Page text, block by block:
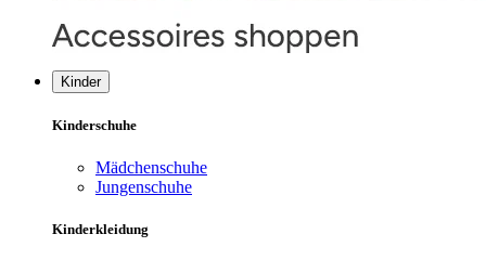
Kinder
Kinderschuhe
Mädchenschuhe
Jungenschuhe
Kinderkleidung